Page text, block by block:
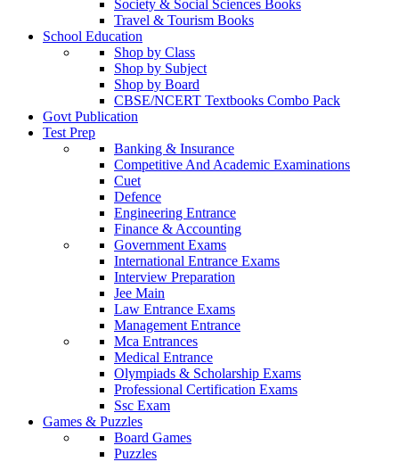
Society & Social Sciences Books
Travel & Tourism Books
School Education
Shop by Class
Shop by Subject
Shop by Board
CBSE/NCERT Textbooks Combo Pack
Govt Publication
Test Prep
Banking & Insurance
Competitive And Academic Examinations
Cuet
Defence
Engineering Entrance
Finance & Accounting
Government Exams
International Entrance Exams
Interview Preparation
Jee Main
Law Entrance Exams
Management Entrance
Mca Entrances
Medical Entrance
Olympiads & Scholarship Exams
Professional Certification Exams
Ssc Exam
Games & Puzzles
Board Games
Puzzles